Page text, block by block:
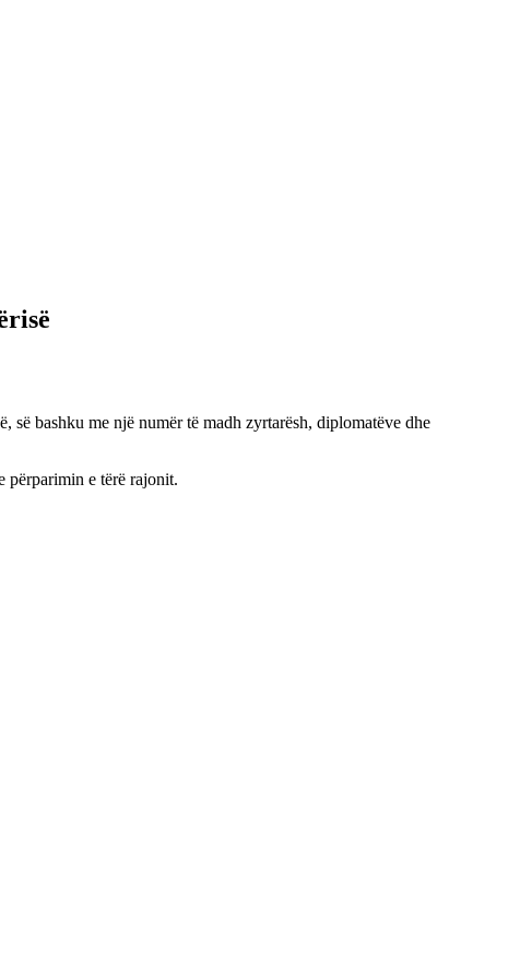
bashku me një numër të madh zyrtarësh, diplomatëve dhe
përparimin e tërë rajonit.